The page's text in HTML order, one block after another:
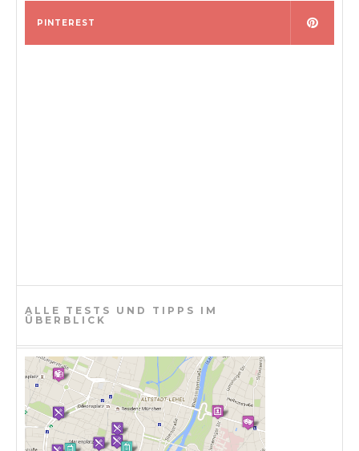
PINTEREST
ALLE TESTS UND TIPPS IM
ÜBERBLICK